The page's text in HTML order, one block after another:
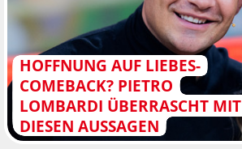
HOFFNUNG AUF LIEBES-
COMEBACK? PIETRO
LOMBARDI ÜBERRASCHT MIT
DIESEN AUSSAGEN